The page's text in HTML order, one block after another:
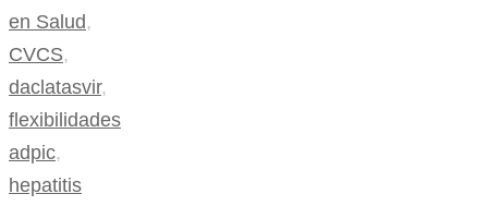
en Salud ,
CVCS,
daclatasvir,
flexibilidades
adpic,
hepatitis